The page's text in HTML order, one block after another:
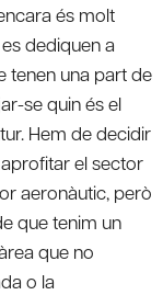
és molt
dediquen a
tenen una part de
se quin és el
Hem de decidir
el sector
aeronàutic, però
que tenim un
que no
o la